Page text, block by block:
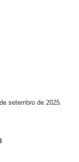
setembro de 2025.